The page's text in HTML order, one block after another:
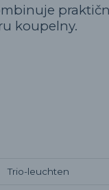
koupelny.
Trio-leuchten